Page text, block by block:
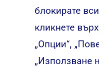
блокирате
кликнете
„Опции“,
„Използване